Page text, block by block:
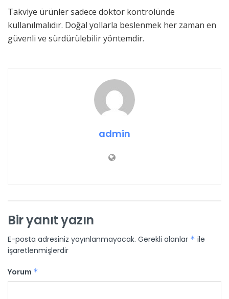
Takviye ürünler sadece doktor kontrolünde
kullanılmalıdır. Doğal yollarla beslenmek her zaman en
güvenli ve sürdürülebilir yöntemdir.
admin
Bir yanıt yazın
E-posta adresiniz yayınlanmayacak. Gerekli alanlar * ile
işaretlenmişlerdir
Yorum *